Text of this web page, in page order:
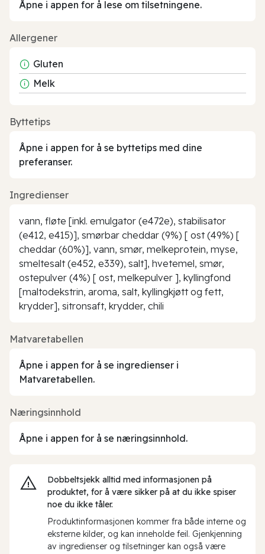
Åpne i appen for å lese om tilsetningene.
Allergener
Gluten
Melk
Byttetips
Åpne i appen for å se byttetips med dine
preferanser.
Ingredienser
vann, fløte [inkl. emulgator (e472e), stabilisator
(e412, e415)], smørbar cheddar (9%) [ ost (49%) [
cheddar (60%)], vann, smør, melkeprotein, myse,
smeltesalt (e452, e339), salt], hvetemel, smør,
ostepulver (4%) [ ost, melkepulver ], kyllingfond
[maltodekstrin, aroma, salt, kyllingkjøtt og fett,
krydder], sitronsaft, krydder, chili
Matvaretabellen
Åpne i appen for å se ingredienser i
Matvaretabellen.
Næringsinnhold
Åpne i appen for å se næringsinnhold.
Dobbeltsjekk alltid med informasjonen på
produktet, for å være sikker på at du ikke spiser
noe du ikke tåler.
Produktinformasjonen kommer fra både interne og
eksterne kilder, og kan inneholde feil. Gjenkjenning
av ingredienser og tilsetninger kan også være